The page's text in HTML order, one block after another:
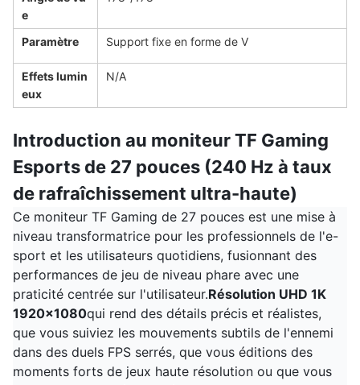
e
Paramètre Support fixe en forme de V
Effets lumin
eux
N/A
Introduction au moniteur TF Gaming
Esports de 27 pouces (240 Hz à taux
de rafraîchissement ultra-haute)
Ce moniteur TF Gaming de 27 pouces est une mise à
niveau transformatrice pour les professionnels de l'e-
sport et les utilisateurs quotidiens, fusionnant des
performances de jeu de niveau phare avec une
praticité centrée sur l'utilisateur.Résolution UHD 1K
1920x1080qui rend des détails précis et réalistes,
que vous suiviez les mouvements subtils de l'ennemi
dans des duels FPS serrés, que vous éditions des
moments forts de jeux haute résolution ou que vous